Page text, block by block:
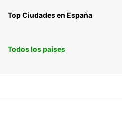
Top Ciudades en España
Todos los países